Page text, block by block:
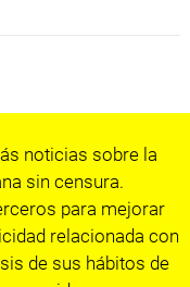
noticias sobre la
sin censura.
para mejorar
relacionada con
de sus hábitos de